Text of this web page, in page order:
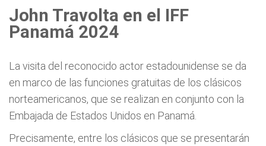
John Travolta en el IFF
Panamá 2024
La visita del reconocido actor estadounidense se da
en marco de las funciones gratuitas de los clásicos
norteamericanos, que se realizan en conjunto con la
Embajada de Estados Unidos en Panamá.
Precisamente, entre los clásicos que se presentarán